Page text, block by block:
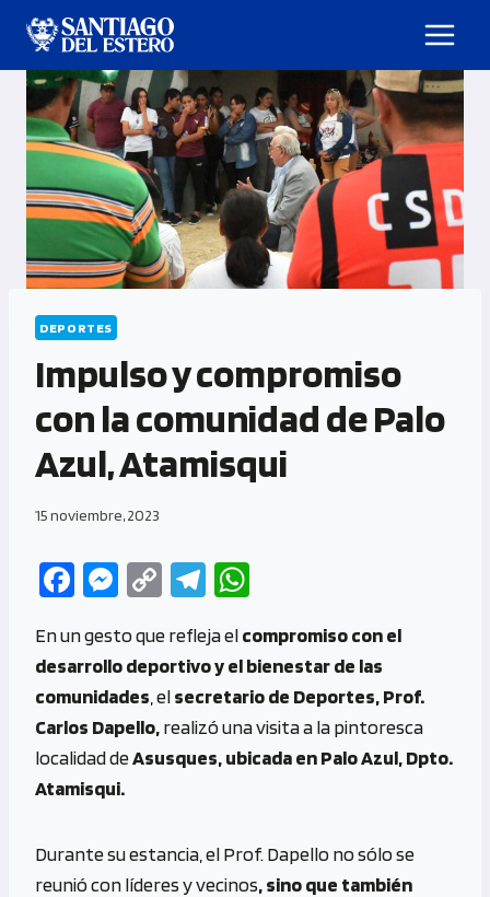
DEPORTES
Impulso y compromiso
con la comunidad de Palo
Azul, Atamisqui
15 noviembre, 2023
Fa
b
o
o
k
M
se
n
g
er
C
py
Li
n
k
Te
gr
a
m
at
s
A
p
En un gesto que refleja elcompromiso con el
desarrollo deportivo y el bienestar de las
comunidades , elsecretario de Deportes, Prof.
Carlos Dapello,realizó una visita a la pintoresca
localidad deAsusques, ubicada en Palo Azul, Dpto.
Atamisqui.
Durante su estancia, el Prof. Dapello no sólo se
reunió con líderes y vecinos, sino que también